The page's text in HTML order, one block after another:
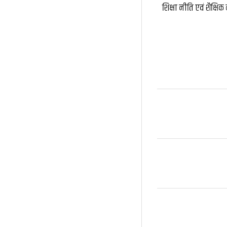
शिक्षा नीति एवं